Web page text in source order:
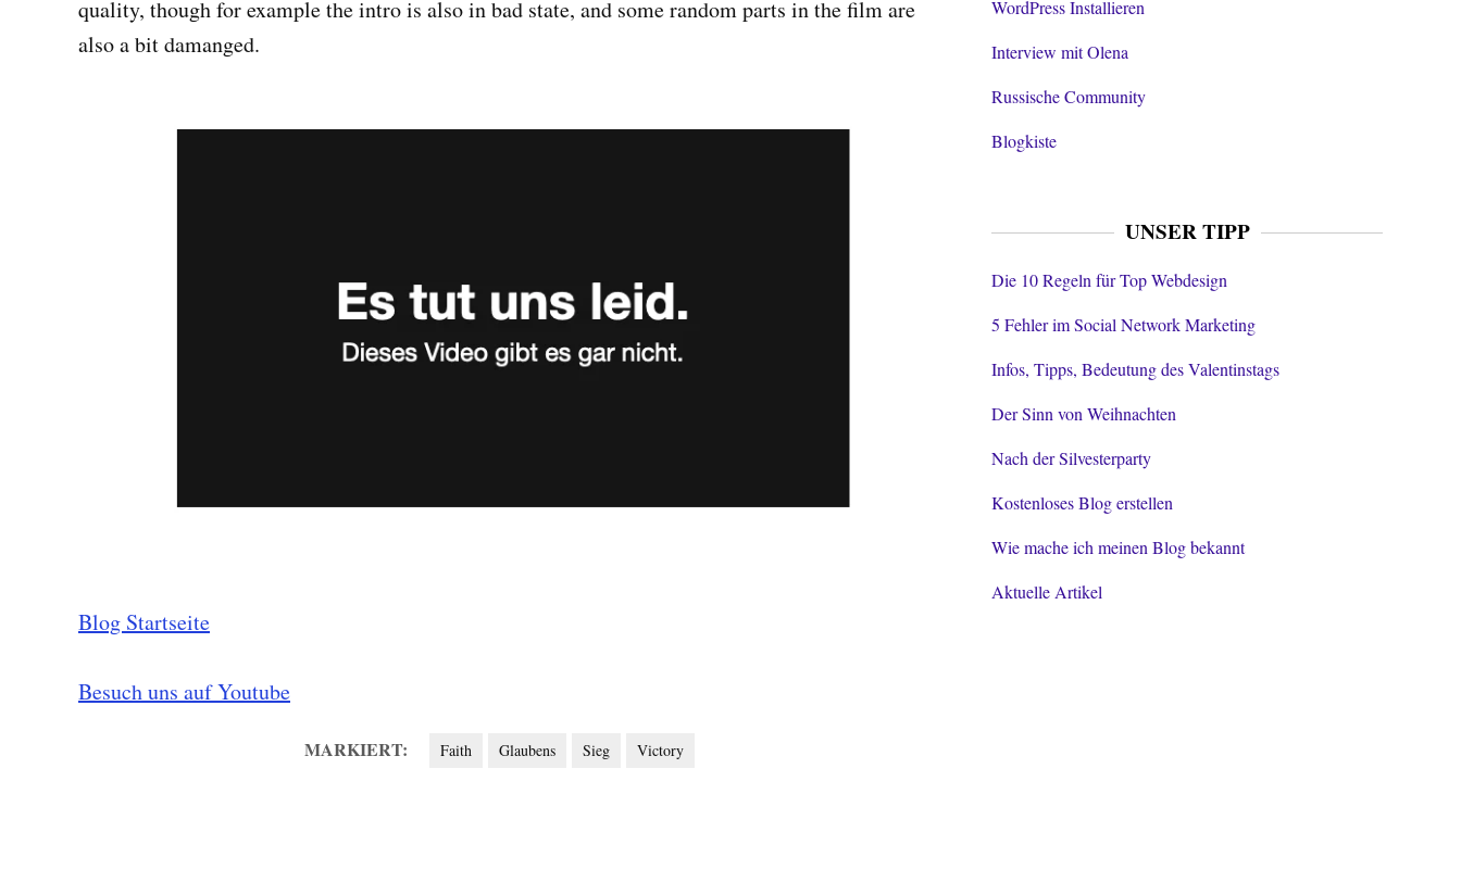
quality, though for example the intro is also in bad state, and some random parts in the film are
also a bit damanged.
Blog Startseite
Besuch uns auf Youtube
MARKIERT: Faith Glaubens Sieg Victory
WordPress Installieren
Interview mit Olena
Russische Community
Blogkiste
UNSER TIPP
Die 10 Regeln für Top Webdesign
5 Fehler im Social Network Marketing
Infos, Tipps, Bedeutung des Valentinstags
Der Sinn von Weihnachten
Nach der Silvesterparty
Kostenloses Blog erstellen
Wie mache ich meinen Blog bekannt
Aktuelle Artikel